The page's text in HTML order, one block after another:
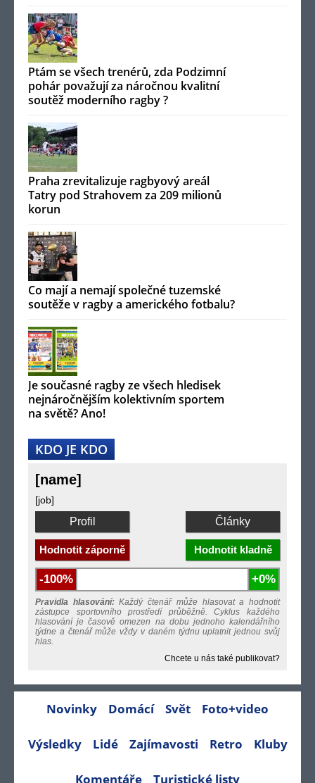
Ptám se všech trenérů, zda Podzimní
pohár považují za náročnou kvalitní
soutěž moderního ragby ?
Praha zrevitalizuje ragbyový areál
Tatry pod Strahovem za 209 milionů
korun
Co mají a nemají společné tuzemské
soutěže v ragby a amerického fotbalu?
Je současné ragby ze všech hledisek
nejnáročnějším kolektivním sportem
na světě? Ano!
KDO JE KDO
[name]
[job]
Profil Články
Hodnotit záporně Hodnotit kladně
-100% +0%
Pravidla hlasování:Každý čtenář může hlasovat a hodnotit
zástupce sportovního prostředí průběžně. Cyklus každého
hlasování je časově omezen na dobu jednoho kalendářního
týdne a čtenář může vždy v daném týdnu uplatnit jednou svůj
hlas.
Chcete u nás také publikovat?
Novinky Domácí Svět Foto+video
Výsledky Lidé Zajímavosti Retro Kluby
Komentáře Turistické listy